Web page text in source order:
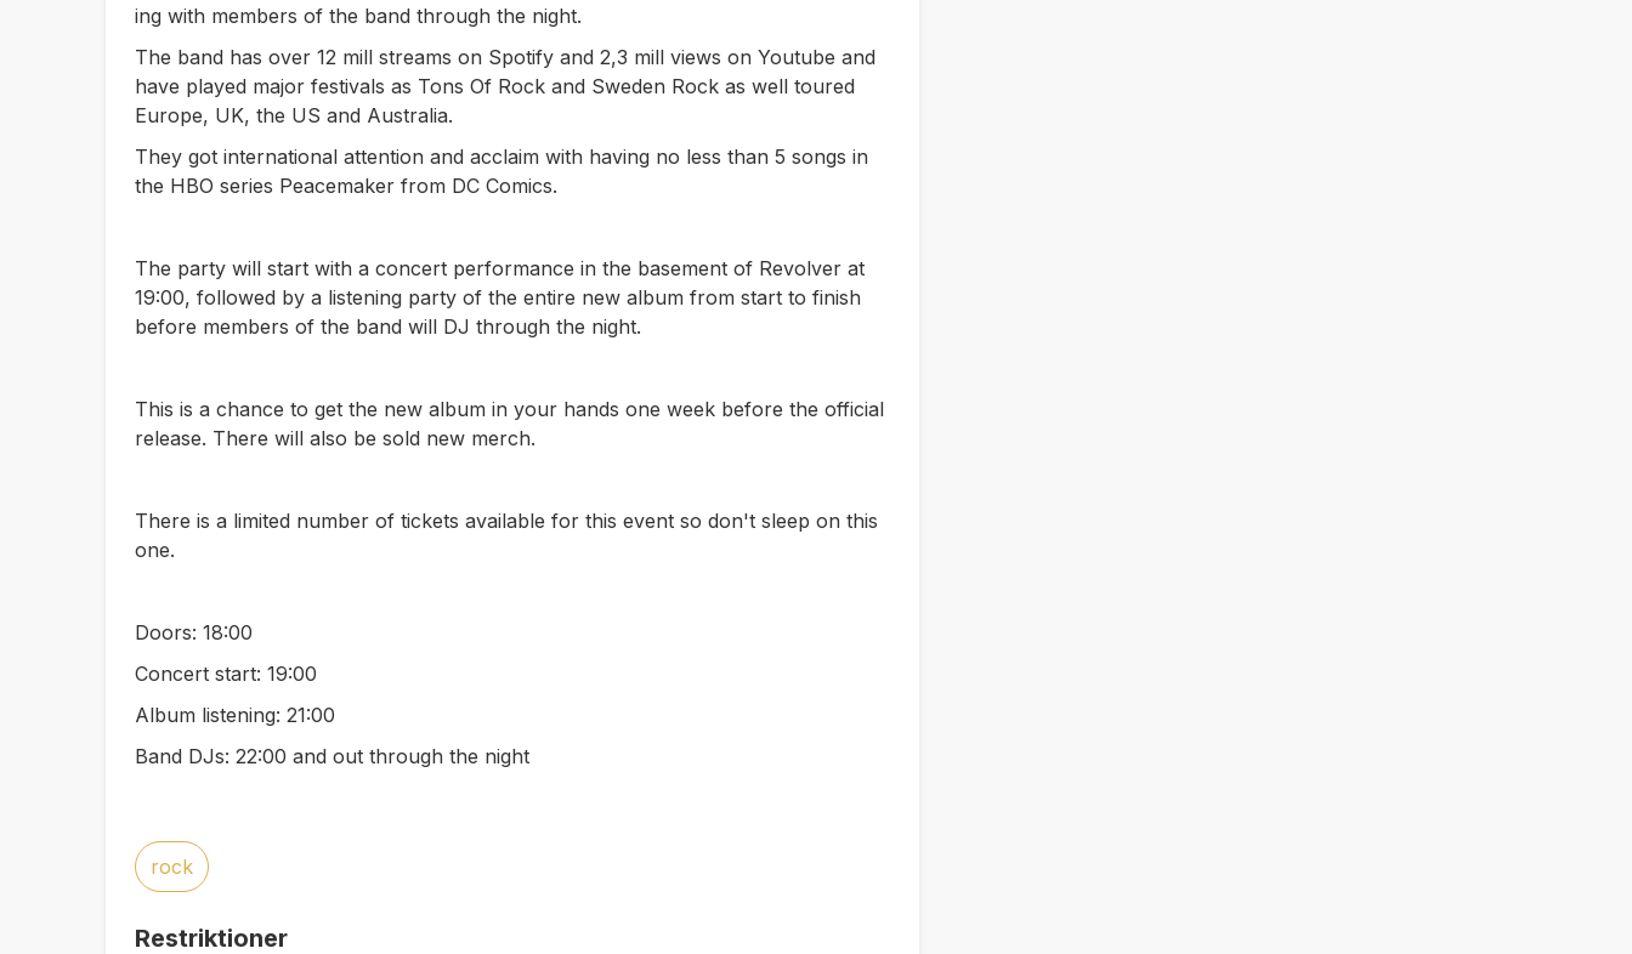
ing with members of the band through the night.
The band has over 12 mill streams on Spotify and 2,3 mill views on Youtube and
have played major festivals as Tons Of Rock and Sweden Rock as well toured
Europe, UK, the US and Australia.
They got international attention and acclaim with having no less than 5 songs in
the HBO series Peacemaker from DC Comics.
The party will start with a concert performance in the basement of Revolver at
19:00, followed by a listening party of the entire new album from start to finish
before members of the band will DJ through the night.
This is a chance to get the new album in your hands one week before the official
release. There will also be sold new merch.
There is a limited number of tickets available for this event so don't sleep on this
one.
Doors: 18:00
Concert start: 19:00
Album listening: 21:00
Band DJs: 22:00 and out through the night
rock
Restriktioner